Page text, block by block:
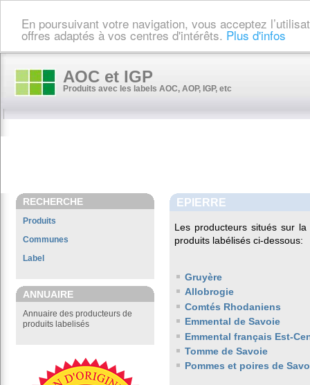
En poursuivant votre navigation, vous acceptez
offres adaptés à vos centres d'intérêts. Plus d'infos
AOC et IGP
Produits avec les labels AOC, AOP, IGP, etc
RECHERCHE
Produits
Communes
Label
ANNUAIRE
Annuaire des producteurs de
produits labelisés
EPIERRE
Les producteurs situés sur
produits labélisés ci-dessous:
Gruyère
Allobrogie
Comtés Rhodaniens
Emmental de Savoie
Emmental français Est-
Tomme de Savoie
Pommes et poires de